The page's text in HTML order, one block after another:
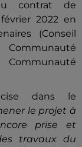
contrat de
2022 en
(Conseil
dans le
le projet à
prise et
travaux du